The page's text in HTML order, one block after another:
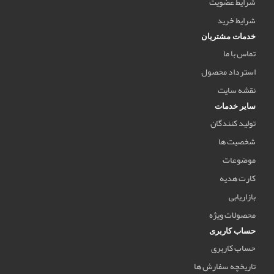
شرایط خرید
خدمات مشتریان
تماس با ما
استرداد محصول
نقشه سایت
سایر خدمات
تولید کنندگان
شخصیت ها
موضوعات
کارت هدیه
بازاریابی
محصولات ویژه
حساب کاربری
حساب کاربری
تاریخچه سفارش ها